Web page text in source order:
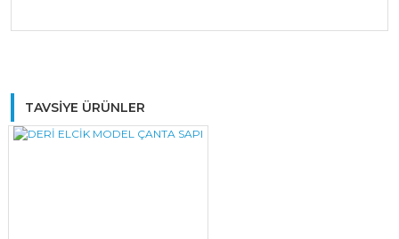
TAVSİYE ÜRÜNLER